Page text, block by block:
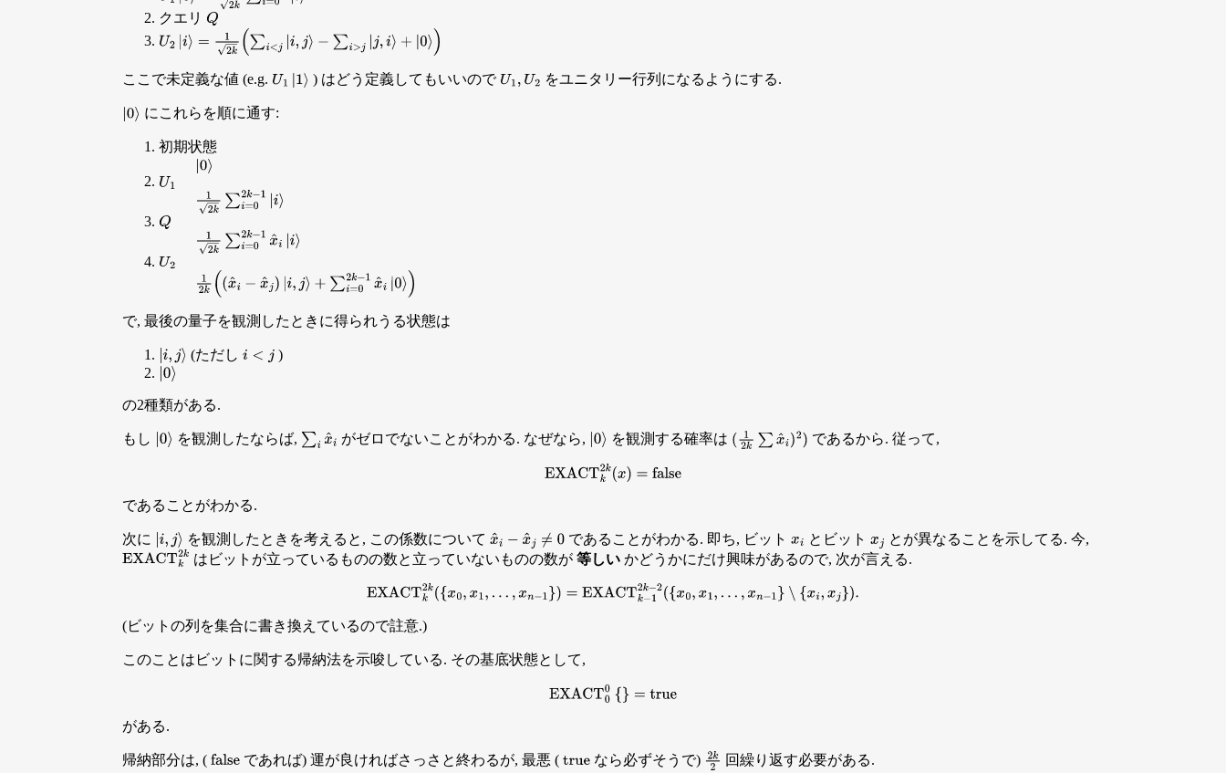
クエリ Q
U2 i⟩= 12 k(∑i< |i, j⟩−∑ i> |j,i ⟩+ 0⟩ )
ここで未定義な値 (e.g. U1 1⟩ ) はどう定義してもいいので U1, U2 をユニタリー行列になるようにする.
0⟩ にこれらを順に通す:
初期状態
0⟩
U1
12k∑i=02k − 1|i
Q
12k∑i=02k− 1x ^i|i
U2
12k( (x^ −x^j)|i j⟩+∑ i=02 k−1x^i|0 ⟩)
で, 最後の量子を観測したときに得られうる状態は
i,j ⟩ (ただしi<j
)
0⟩
の2種類がある.
もし 0⟩ を観測したならば, ∑ ix ^i がゼロでないことがわかる. なぜなら, 0⟩ を観測する確率は (12k ∑ x ^i)2) であるから. 従って,
EXACTk2k(x )= false
であることがわかる.
次に i,j ⟩ を観測したときを考えると, この係数についてx^ i−x^j≠0 であることがわかる. 即ち, ビット xi とビット xj
とが異なることを示してる. 今,
EXACTk2kはビットが立っているものの数と立っていないものの数が 等しいかどうかにだけ興味があるので, 次が言える.
EXACTk2k({x0 , x 1 ,…,xn− 1} )=EXACTk−12k−2({x 0,x1, … , xn−1 }∖{ xi,xj }).
(ビットの列を集合に書き換えているので註意.)
このことはビットに関する帰納法を示唆している. その基底状態として,
EXACT0 0 { }= true
がある.
帰納部分は, (false であれば) 運が良ければさっさと終わるが, 最悪 (true なら必ずそうで) 2k2 回繰り返す必要がある.